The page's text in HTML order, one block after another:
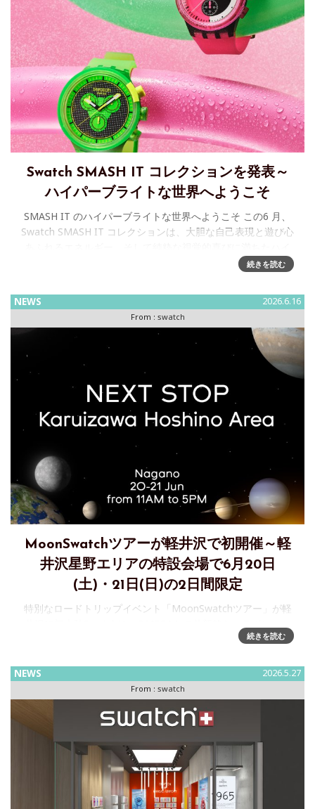
Swatch SMASH IT コレクションを発表～
ハイパーブライトな世界へようこそ
SMASH IT のハイパーブライトな世界へようこそ この6 月、
Swatch SMASH IT コレクションは、大胆な自己表現と遊び心
パーブライトな世界へとファンを誘います。続きを読む
NEWS 2026.6.16
From : swatch
MoonSwatchツアーが軽井沢で初開催～軽
井沢星野エリアの特設会場で6月20日
(土)・21日(日)の2日間限定
特別なロードトリップイベント「MoonSwatchツアー」が軽
ョンにより誕生した「Bioceramic MoonSwatch」コレクショ
続きを読む
NEWS 2026.5.27
From : swatch